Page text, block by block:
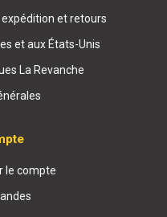
et retours
et aux États-Unis
La Revanche
le compte